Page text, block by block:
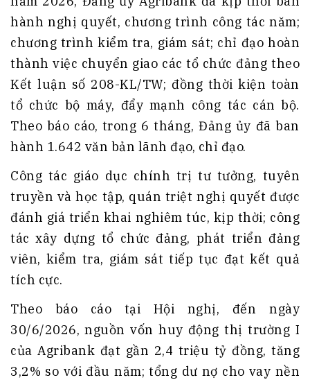
hành nghị quyết, chương trình công tác năm;
chương trình kiểm tra, giám sát; chỉ đạo hoàn
thành việc chuyển giao các tổ chức đảng theo
Kết luận số 208-KL/TW; đồng thời kiện toàn
tổ chức bộ máy, đẩy mạnh công tác cán bộ.
Theo báo cáo, trong 6 tháng, Đảng ủy đã ban
hành 1.642 văn bản lãnh đạo, chỉ đạo.
Công tác giáo dục chính trị tư tưởng, tuyên
truyền và học tập, quán triệt nghị quyết được
đánh giá triển khai nghiêm túc, kịp thời; công
tác xây dựng tổ chức đảng, phát triển đảng
viên, kiểm tra, giám sát tiếp tục đạt kết quả
tích cực.
Theo báo cáo tại Hội nghị, đến ngày
30/6/2026, nguồn vốn huy động thị trường I
của Agribank đạt gần 2,4 triệu tỷ đồng, tăng
3,2% so với đầu năm; tổng dư nợ cho vay nền